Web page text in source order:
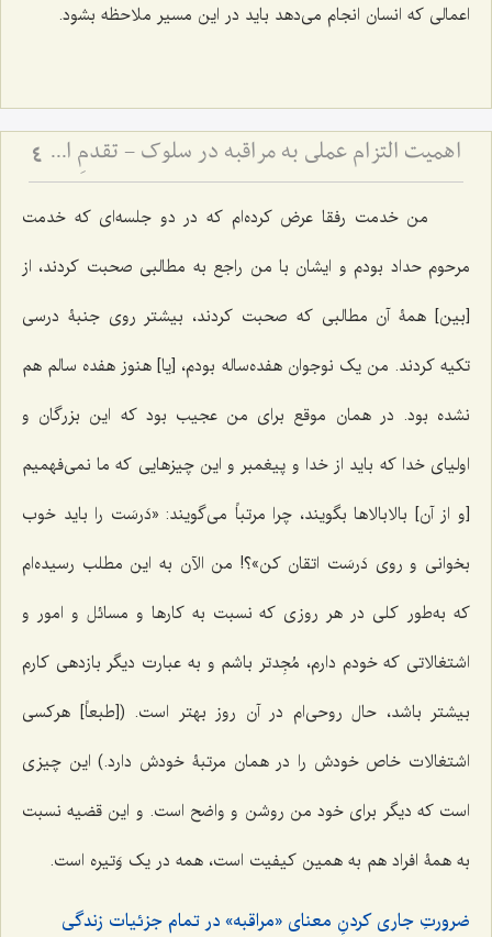
اعمالی که انسان انجام می‌دهد باید در این مسیر ملاحظه بشود.
اهمیت التزام عملی به مراقبه در سلوک - تقدمِ اخلاق و دستورات عملی بر ذکر، و مضرّات اینترنت 4
من خدمت رفقا عرض کرده‌ام که در دو جلسه‌ای که خدمت
مرحوم حداد بودم و ایشان با من راجع به مطالبی صحبت کردند، از
[بین] همۀ آن مطالبی که صحبت کردند، بیشتر روی جنبۀ درسی
تکیه کردند. من یک نوجوان هفده‌ساله بودم، [یا] هنوز هفده سالم هم
نشده بود. در همان موقع برای من عجیب بود که این بزرگان و
اولیای خدا که باید از خدا و پیغمبر و این چیزهایی که ما نمی‌فهمیم
[و از آن] بالابالا‌ها بگویند، چرا مرتباً می‌گویند: «دَرسَت را باید خوب
بخوانی و روی دَرسَت اتقان کن»؟! من الآن به این مطلب رسیده‌ام
که به‌طور کلی در هر روزی که نسبت به ‌کار‌ها و مسائل و امور و
اشتغالاتی که خودم دارم، مُجِدتر باشم و به عبارت دیگر بازدهی کارم
بیشتر باشد، حال روحی‌ام در آن روز بهتر است. ([طبعاً] هرکسی
اشتغالات خاص خودش را در همان مرتبۀ خودش دارد.) این چیزی
است که دیگر برای خود من روشن و واضح است. و این قضیه نسبت
به همۀ افراد هم به همین کیفیت است، همه در یک وَتیره است.
ضرورتِ جاری کردنِ معنای «مراقبه» در تمام جزئیات زندگی